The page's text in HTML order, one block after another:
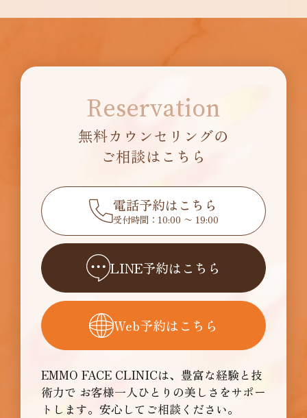
Reservation
無料カウンセリングの
ご相談はこちら
電話予約はこちら
受付時間：10:00 〜 19:00
LINE予約はこちら
Web予約はこちら
EMMO FACE CLINICは、豊富な経験と技
術力で お客様一人ひとりの美しさをサポー
トします。安心してご相談ください。